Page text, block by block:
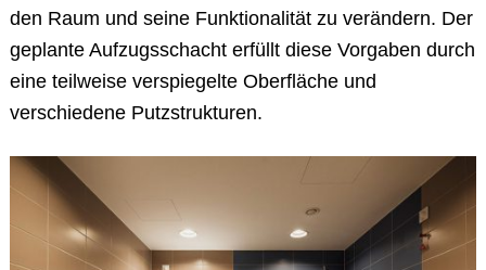
den Raum und seine Funktionalität zu verändern. Der
geplante Aufzugsschacht erfüllt diese Vorgaben durch
eine teilweise verspiegelte Oberfläche und
verschiedene Putzstrukturen.